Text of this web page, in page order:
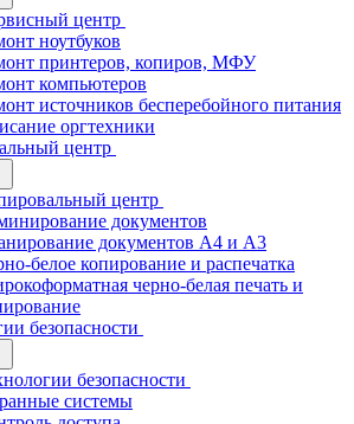
центр
ноутбуков
принтеров, копиров, МФУ
компьютеров
источников бесперебойного питания
оргтехники
центр
центр
документов
документов А4 и А3
белое копирование и распечатка
черно-белая печать и
безопасности
безопасности
системы